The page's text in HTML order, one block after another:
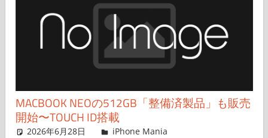
MACBOOK NEOの512GB「整備済製品」も販売
開始〜TOUCH ID搭載
2026年6月28日 FT729
iPhone Mania